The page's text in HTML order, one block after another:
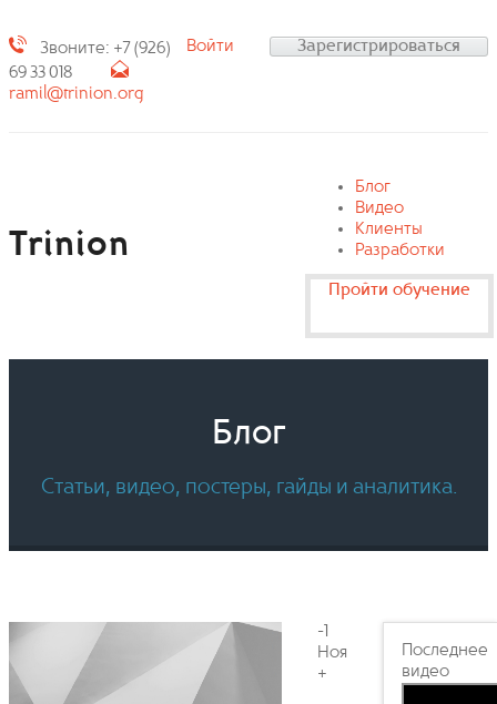
Звоните: +7 (926)
69 33 018
ramil@trinion.org
Войти Зарегистрироваться
Trinion
Блог
Видео
Клиенты
Разработки
Пройти обучение
Блог
Статьи, видео, постеры, гайды и аналитика.
-1
Ноя
+
Последнее
видео